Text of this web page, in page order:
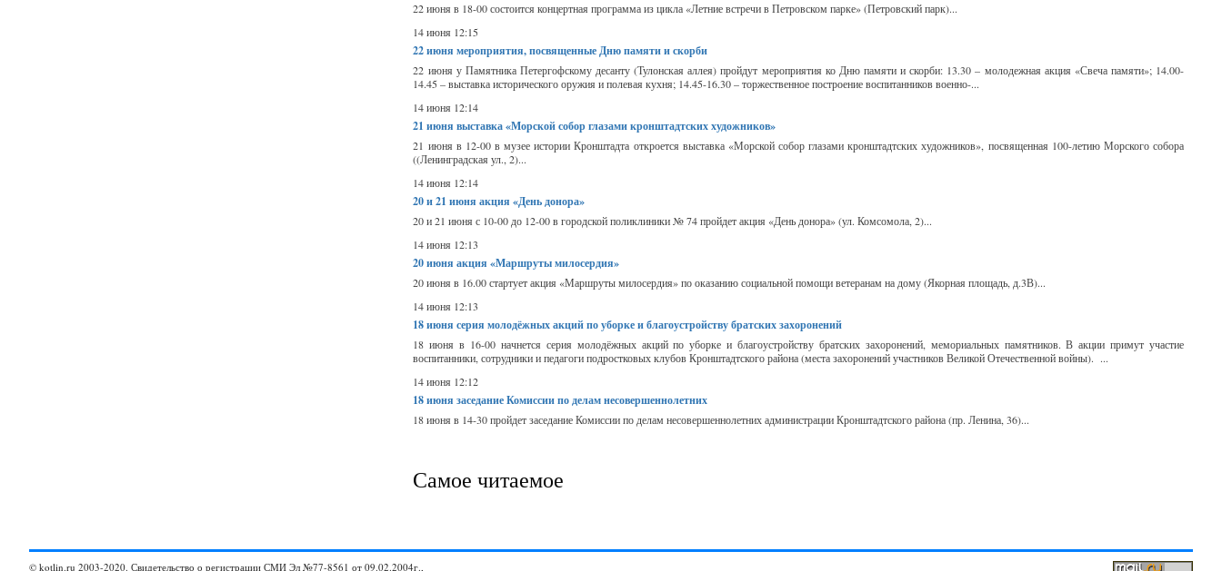
22 июня в 18-00 состоится концертная программа из цикла «Летние встречи в Петровском парке» (Петровский парк)...
14 июня 12:15
22 июнямероприятия, посвященные Дню памяти и скорби
22 июня у Памятника Петергофскому десанту (Тулонская аллея) пройдут мероприятия ко Дню памяти и скорби: 13.30 – молодежная акция «Свеча памяти»; 14.00-
14.45 – выставка исторического оружия и полевая кухня; 14.45-16.30 – торжественное построение воспитанников военно-...
14 июня 12:14
21 июнявыставка «Морской собор глазами кронштадтских художников»
21 июня в 12-00 в музее истории Кронштадта откроется выставка «Морской собор глазами кронштадтских художников», посвященная 100-летию Морского собора
((Ленинградская ул., 2)...
14 июня 12:14
20 и 21 июняакция «День донора»
20 и 21 июня с 10-00 до 12-00 в городской поликлиники № 74 пройдет акция «День донора» (ул. Комсомола, 2)...
14 июня 12:13
20 июняакция «Маршруты милосердия»
20 июня в 16.00 стартует акция «Маршруты милосердия» по оказанию социальной помощи ветеранам на дому (Якорная площадь, д.3В)...
14 июня 12:13
18 июнясерия молодёжных акций по уборке и благоустройству братских захоронений
18 июня в 16-00 начнется серия молодёжных акций по уборке и благоустройству братских захоронений, мемориальных памятников. В акции примут участие
воспитанники, сотрудники и педагоги подростковых клубов Кронштадтского района (места захоронений участников Великой Отечественной войны). ...
14 июня 12:12
18 июнязаседание Комиссии по делам несовершеннолетних
18 июня в 14-30 пройдет заседание Комиссии по делам несовершеннолетних администрации Кронштадтского района (пр. Ленина, 36)...
Самое читаемое
© kotlin.ru 2003-2020. Свидетельство о регистрации СМИ Эл №77-8561 от 09.02.2004г.,